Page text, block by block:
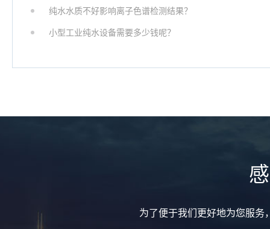
纯水水质不好影响离子色谱检测结果？
小型工业纯水设备需要多少钱呢？
为了便于我们更好地为您服务